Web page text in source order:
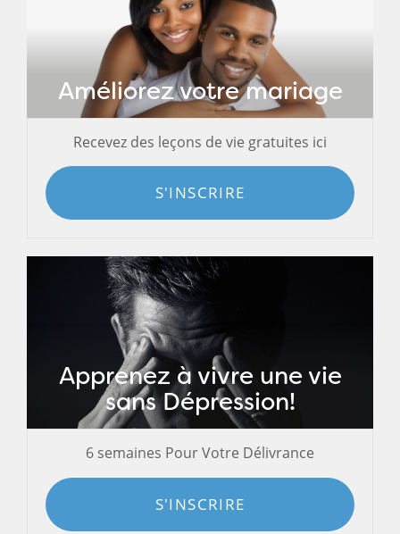
Améliorez votre mariage
Recevez des leçons de vie gratuites ici
S'INSCRIRE
Apprenez à vivre une vie
sans Dépression!
6 semaines Pour Votre Délivrance
S'INSCRIRE